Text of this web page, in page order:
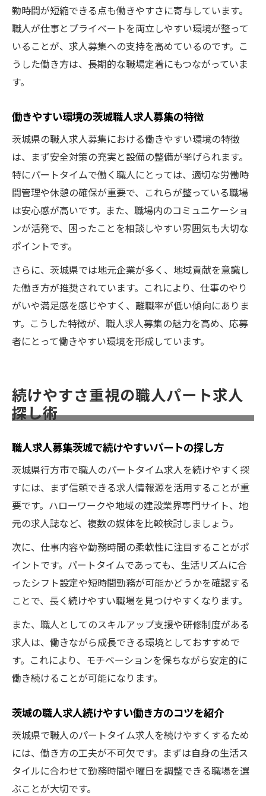
勤時間が短縮できる点も働きやすさに寄与しています。
職人が仕事とプライベートを両立しやすい環境が整って
いることが、求人募集への支持を高めているのです。こ
うした働き方は、長期的な職場定着にもつながっていま
す。
働きやすい環境の茨城職人求人募集の特徴
茨城県の職人求人募集における働きやすい環境の特徴
は、まず安全対策の充実と設備の整備が挙げられます。
特にパートタイムで働く職人にとっては、適切な労働時
間管理や休憩の確保が重要で、これらが整っている職場
は安心感が高いです。また、職場内のコミュニケーショ
ンが活発で、困ったことを相談しやすい雰囲気も大切な
ポイントです。
さらに、茨城県では地元企業が多く、地域貢献を意識し
た働き方が推奨されています。これにより、仕事のやり
がいや満足感を感じやすく、離職率が低い傾向にありま
す。こうした特徴が、職人求人募集の魅力を高め、応募
者にとって働きやすい環境を形成しています。
続けやすさ重視の職人パート求人
探し術
職人求人募集茨城で続けやすいパートの探し方
茨城県行方市で職人のパートタイム求人を続けやすく探
すには、まず信頼できる求人情報源を活用することが重
要です。ハローワークや地域の建設業界専門サイト、地
元の求人誌など、複数の媒体を比較検討しましょう。
次に、仕事内容や勤務時間の柔軟性に注目することがポ
イントです。パートタイムであっても、生活リズムに合
ったシフト設定や短時間勤務が可能かどうかを確認する
ことで、長く続けやすい職場を見つけやすくなります。
また、職人としてのスキルアップ支援や研修制度がある
求人は、働きながら成長できる環境としておすすめで
す。これにより、モチベーションを保ちながら安定的に
働き続けることが可能になります。
茨城の職人求人続けやすい働き方のコツを紹介
茨城県で職人のパートタイム求人を続けやすくするため
には、働き方の工夫が不可欠です。まずは自身の生活ス
タイルに合わせて勤務時間や曜日を調整できる職場を選
ぶことが大切です。